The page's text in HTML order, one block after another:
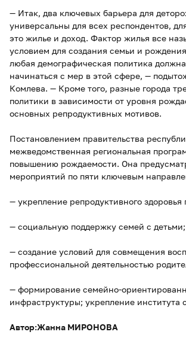
— Итак, два ключевых барьера для
универсальны для всех респондентов,
это жилье и доход. Фактор жилья все
условием для создания семьи и
любая демографическая политика
начинаться с мер в этой сфере, —
Комлева. — Кроме того, разные города
политики в зависимости от уровня
основных репродуктивных мотивов.
Постановлением правительства
межведомственная региональная
повышению рождаемости. Она
мероприятий по пяти ключевым
— укрепление репродуктивного здоровья
— социальную поддержку семей с детьми;
— создание условий для совмещения
профессиональной деятельностью
— формирование семейно-
инфраструктуры; укрепление института
Автор:Жанна МИРОНОВА